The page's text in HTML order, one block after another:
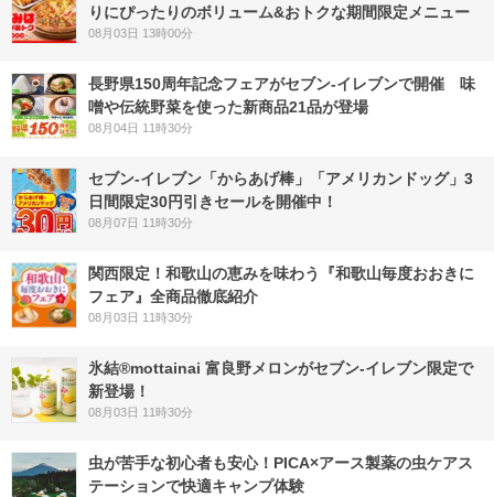
りにぴったりのボリューム&おトクな期間限定メニュー
08月03日 13時00分
長野県150周年記念フェアがセブン-イレブンで開催 味
噌や伝統野菜を使った新商品21品が登場
08月04日 11時30分
セブン‐イレブン「からあげ棒」「アメリカンドッグ」3
日間限定30円引きセールを開催中！
08月07日 11時30分
関西限定！和歌山の恵みを味わう『和歌山毎度おおきに
フェア』全商品徹底紹介
08月03日 11時30分
氷結®mottainai 富良野メロンがセブン‐イレブン限定で
新登場！
08月03日 11時30分
虫が苦手な初心者も安心！PICA×アース製薬の虫ケアス
テーションで快適キャンプ体験